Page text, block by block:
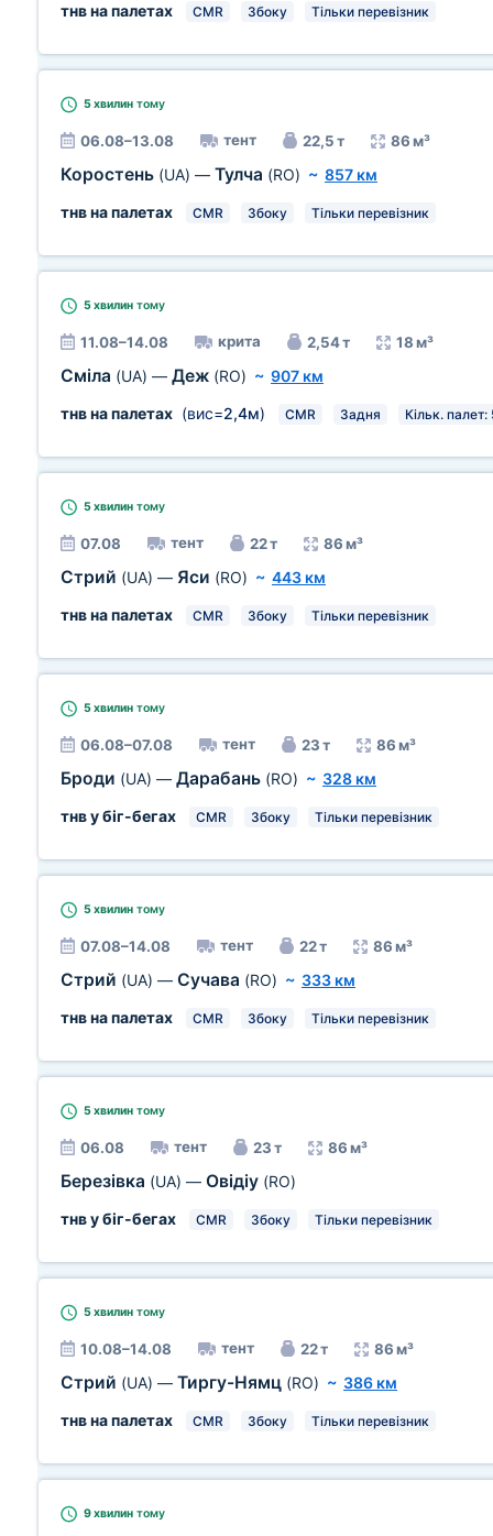
тнв на палетах
CMR Збоку Тільки перевізник
5 хвилин тому
06.08–13.08 тент 22,5 т 86 м³
Коростень (UA) — Тулча (RO) ~ 857 км
тнв на палетах
CMR Збоку Тільки перевізник
5 хвилин тому
11.08–14.08 крита 2,54 т 18 м³
Сміла (UA) — Деж (RO) ~ 907 км
тнв на палетах (вис=2,4м) CMR Задня Кільк. палет:
5 хвилин тому
07.08 тент 22 т 86 м³
Стрий (UA) — Яси (RO) ~ 443 км
тнв на палетах
CMR Збоку Тільки перевізник
5 хвилин тому
06.08–07.08 тент 23 т 86 м³
Броди (UA) — Дарабань (RO) ~ 328 км
тнв у біг-бегах
CMR Збоку Тільки перевізник
5 хвилин тому
07.08–14.08 тент 22 т 86 м³
Стрий (UA) — Сучава (RO) ~ 333 км
тнв на палетах
CMR Збоку Тільки перевізник
5 хвилин тому
06.08 тент 23 т 86 м³
Березівка (UA) — Овідіу (RO)
тнв у біг-бегах
CMR Збоку Тільки перевізник
5 хвилин тому
10.08–14.08 тент 22 т 86 м³
Стрий (UA) — Тиргу-Нямц (RO) ~ 386 км
тнв на палетах
CMR Збоку Тільки перевізник
9 хвилин тому